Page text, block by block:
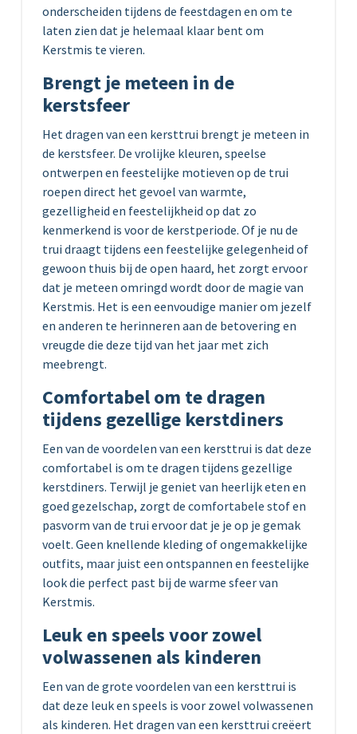
onderscheiden tijdens de feestdagen en om te
laten zien dat je helemaal klaar bent om
Kerstmis te vieren.
Brengt je meteen in de
kerstsfeer
Het dragen van een kersttrui brengt je meteen in
de kerstsfeer. De vrolijke kleuren, speelse
ontwerpen en feestelijke motieven op de trui
roepen direct het gevoel van warmte,
gezelligheid en feestelijkheid op dat zo
kenmerkend is voor de kerstperiode. Of je nu de
trui draagt tijdens een feestelijke gelegenheid of
gewoon thuis bij de open haard, het zorgt ervoor
dat je meteen omringd wordt door de magie van
Kerstmis. Het is een eenvoudige manier om jezelf
en anderen te herinneren aan de betovering en
vreugde die deze tijd van het jaar met zich
meebrengt.
Comfortabel om te dragen
tijdens gezellige kerstdiners
Een van de voordelen van een kersttrui is dat deze
comfortabel is om te dragen tijdens gezellige
kerstdiners. Terwijl je geniet van heerlijk eten en
goed gezelschap, zorgt de comfortabele stof en
pasvorm van de trui ervoor dat je je op je gemak
voelt. Geen knellende kleding of ongemakkelijke
outfits, maar juist een ontspannen en feestelijke
look die perfect past bij de warme sfeer van
Kerstmis.
Leuk en speels voor zowel
volwassenen als kinderen
Een van de grote voordelen van een kersttrui is
dat deze leuk en speels is voor zowel volwassenen
als kinderen. Het dragen van een kersttrui creëert